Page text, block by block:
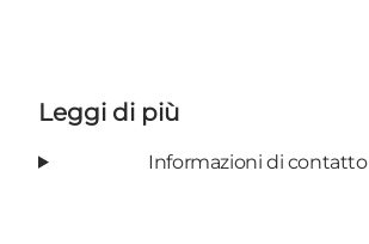
Leggi di più
Informazioni di contatto